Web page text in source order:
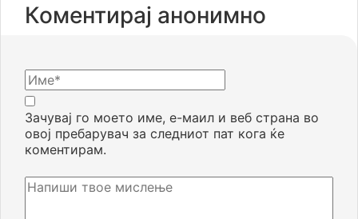
Коментирај анонимно
Зачувај го моето име, е-маил и веб страна во
овој пребарувач за следниот пат кога ќе
коментирам.